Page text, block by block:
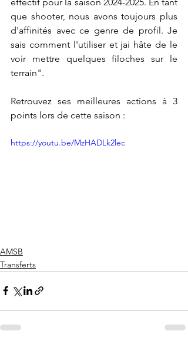
que shooter, nous avons toujours plus
d'affinités avec ce genre de profil. Je
sais comment l'utiliser et jai hâte de le
voir mettre quelques filoches sur le
terrain".
Retrouvez ses meilleures actions à 3
points lors de cette saison :
https://youtu.be/MzHADLk2lec
AMSB
Transferts